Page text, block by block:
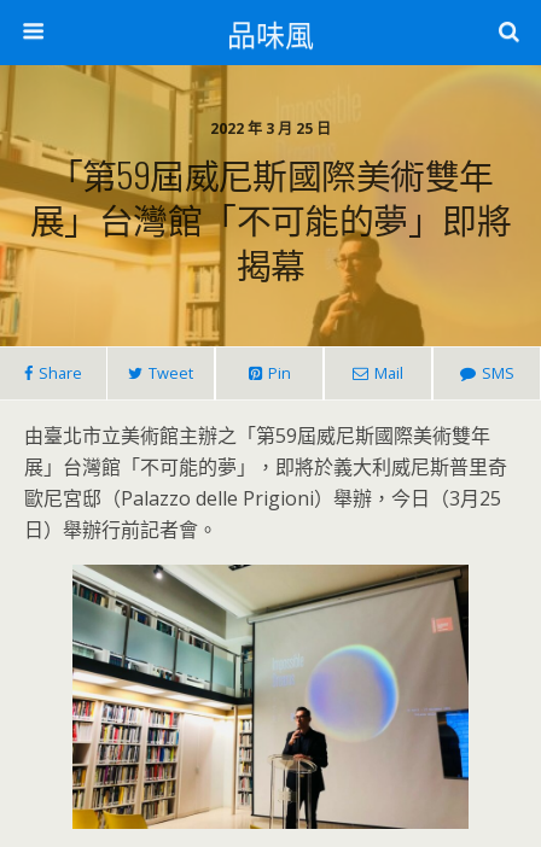
品味風
2022 年 3 月 25 日
「第59屆威尼斯國際美術雙年
展」台灣館「不可能的夢」即將
揭幕
Share Tweet Pin Mail SMS
由臺北市立美術館主辦之「第59屆威尼斯國際美術雙年
展」台灣館「不可能的夢」，即將於義大利威尼斯普里奇
歐尼宮邸（Palazzo delle Prigioni）舉辦，今日（3月25
日）舉辦行前記者會。